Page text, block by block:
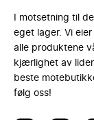
I motsetning til
eget lager. Vi
alle produktene
kjærlighet av
beste
følg oss!